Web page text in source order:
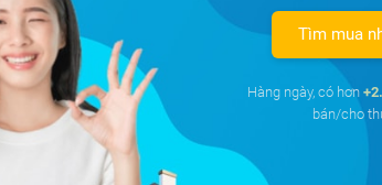
an ninh.
Tìm mua
Hàng ngày, có hơn
bán/cho